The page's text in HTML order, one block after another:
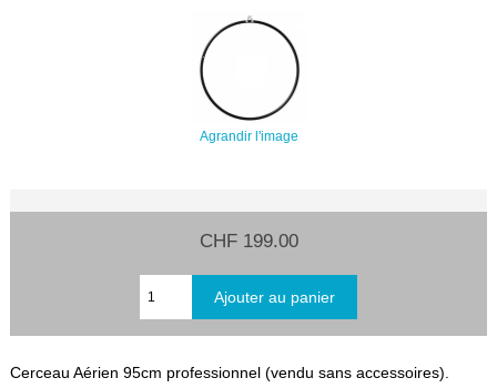
Agrandir l'image
CHF 199.00
Cerceau Aérien 95cm professionnel (vendu sans accessoires).